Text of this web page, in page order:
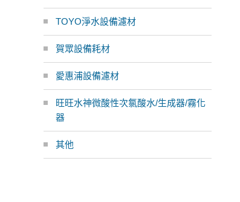
TOYO淨水設備濾材
賀眾設備耗材
愛惠浦設備濾材
旺旺水神微酸性次氯酸水/生成器/霧化
器
其他